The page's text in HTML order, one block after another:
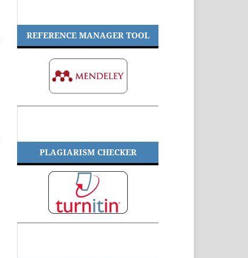
REFERENCE MANAGER TOOL
PLAGIARISM CHECKER